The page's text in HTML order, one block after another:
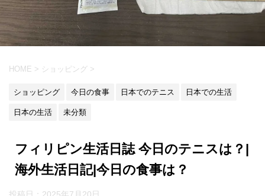
HOME > ショッピング >
ショッピング 今日の食事 日本でのテニス 日本での生活
日本の生活 未分類
フィリピン生活日誌 今日のテニスは？|
海外生活日記|今日の食事は？
投稿日： 2025年7月20日